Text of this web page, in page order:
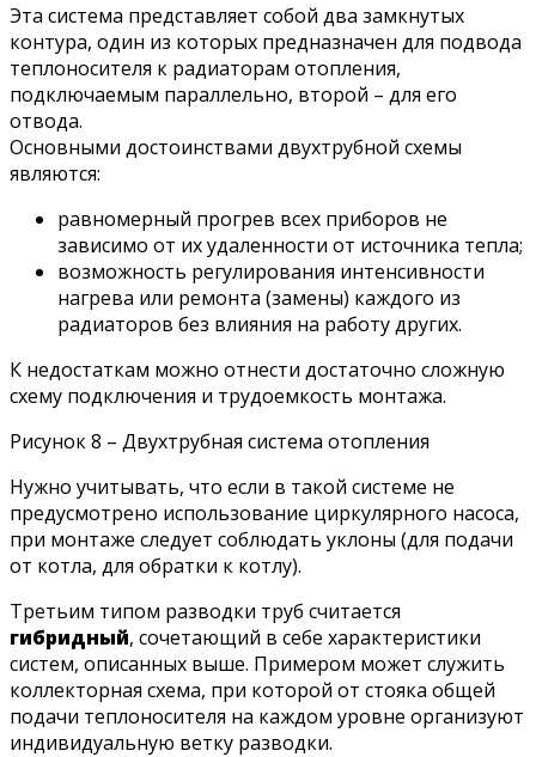
Эта система представляет собой два замкнутых
контура, один из которых предназначен для подвода
теплоносителя к радиаторам отопления,
подключаемым параллельно, второй – для его
отвода.
Основными достоинствами двухтрубной схемы
являются:
равномерный прогрев всех приборов не
зависимо от их удаленности от источника тепла;
возможность регулирования интенсивности
нагрева или ремонта (замены) каждого из
радиаторов без влияния на работу других.
К недостаткам можно отнести достаточно сложную
схему подключения и трудоемкость монтажа.
Рисунок 8 – Двухтрубная система отопления
Нужно учитывать, что если в такой системе не
предусмотрено использование циркулярного насоса,
при монтаже следует соблюдать уклоны (для подачи
от котла, для обратки к котлу).
Третьим типом разводки труб считается
гибридный, сочетающий в себе характеристики
систем, описанных выше. Примером может служить
коллекторная схема, при которой от стояка общей
подачи теплоносителя на каждом уровне организуют
индивидуальную ветку разводки.